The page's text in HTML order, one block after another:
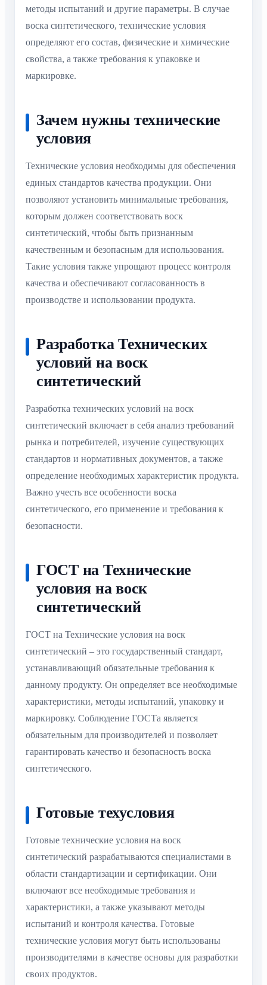
методы испытаний и другие параметры. В случае
воска синтетического, технические условия
определяют его состав, физические и химические
свойства, а также требования к упаковке и
маркировке.
Зачем нужны технические
условия
Технические условия необходимы для обеспечения
единых стандартов качества продукции. Они
позволяют установить минимальные требования,
которым должен соответствовать воск
синтетический, чтобы быть признанным
качественным и безопасным для использования.
Такие условия также упрощают процесс контроля
качества и обеспечивают согласованность в
производстве и использовании продукта.
Разработка Технических
условий на воск
синтетический
Разработка технических условий на воск
синтетический включает в себя анализ требований
рынка и потребителей, изучение существующих
стандартов и нормативных документов, а также
определение необходимых характеристик продукта.
Важно учесть все особенности воска
синтетического, его применение и требования к
безопасности.
ГОСТ на Технические
условия на воск
синтетический
ГОСТ на Технические условия на воск
синтетический – это государственный стандарт,
устанавливающий обязательные требования к
данному продукту. Он определяет все необходимые
характеристики, методы испытаний, упаковку и
маркировку. Соблюдение ГОСТа является
обязательным для производителей и позволяет
гарантировать качество и безопасность воска
синтетического.
Готовые техусловия
Готовые технические условия на воск
синтетический разрабатываются специалистами в
области стандартизации и сертификации. Они
включают все необходимые требования и
характеристики, а также указывают методы
испытаний и контроля качества. Готовые
технические условия могут быть использованы
производителями в качестве основы для разработки
своих продуктов.